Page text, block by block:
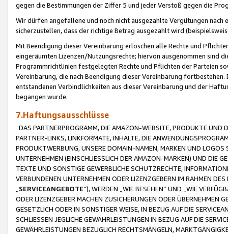
gegen die Bestimmungen der Ziffer 5 und jeder Verstoß gegen die
Wir dürfen angefallene und noch nicht ausgezahlte Vergütungen
sicherzustellen, dass der richtige Betrag ausgezahlt wird
Mit Beendigung dieser Vereinbarung erlöschen alle Rechte und
eingeräumten Lizenzen/Nutzungsrechte; hiervon ausgenommen sind
Programmrichtlinien festgelegten Rechte und Pflichten der Parteien
Vereinbarung, die nach Beendigung dieser Vereinbarung
entstandenen Verbindlichkeiten aus dieser Vereinbarung und der
begangen wurde.
7.Haftungsausschlüsse
DAS PARTNERPROGRAMM, DIE AMAZON-WEBSITE, PRODUKTE UND
PARTNER-LINKS, LINKFORMATE, INHALTE, DIE
PRODUKTWERBUNG, UNSERE DOMAIN-NAMEN, MARKEN UND
UNTERNEHMEN (EINSCHLIESSLICH DER AMAZON-MARKEN) UND DIE
TEXTE UND SONSTIGE GEWERBLICHE SCHUTZRECHTE,
VERBUNDENEN UNTERNEHMEN ODER LIZENZGEBERN IM RAHMEN
SERVICEANGEBOTE“), WERDEN „WIE BESEHEN“ UND „WIE
ODER LIZENZGEBER MACHEN ZUSICHERUNGEN ODER ÜBERNEHMEN
GESETZLICH ODER IN SONSTIGER WEISE, IN BEZUG AUF DIE
SCHLIESSEN JEGLICHE GEWÄHRLEISTUNGEN IN BEZUG AUF DIE
GEWÄHRLEISTUNGEN BEZÜGLICH RECHTSMÄNGELN,